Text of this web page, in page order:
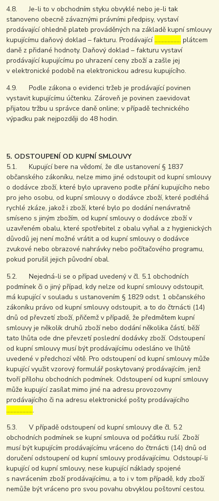
4.8. Je-li to v obchodním styku obvyklé nebo je-li tak
stanoveno obecně závaznými právními předpisy, vystaví
prodávající ohledně plateb prováděných na základě kupní smlouvy
kupujícímu daňový doklad – fakturu. Prodávající……………… plátcem
daně z přidané hodnoty. Daňový doklad – fakturu vystaví
prodávající kupujícímu po uhrazení ceny zboží a zašle jej
v elektronické podobě na elektronickou adresu kupujícího.
4.9. Podle zákona o evidenci tržeb je prodávající povinen
vystavit kupujícímu účtenku. Zároveň je povinen zaevidovat
přijatou tržbu u správce daně online; v případě technického
výpadku pak nejpozději do 48 hodin.
5. ODSTOUPENÍ OD KUPNÍ SMLOUVY
5.1. Kupující bere na vědomí, že dle ustanovení § 1837
občanského zákoníku, nelze mimo jiné odstoupit od kupní smlouvy
o dodávce zboží, které bylo upraveno podle přání kupujícího nebo
pro jeho osobu, od kupní smlouvy o dodávce zboží, které podléhá
rychlé zkáze, jakož i zboží, které bylo po dodání nenávratně
smíseno s jiným zbožím, od kupní smlouvy o dodávce zboží v
uzavřeném obalu, které spotřebitel z obalu vyňal a z hygienických
důvodů jej není možné vrátit a od kupní smlouvy o dodávce
zvukové nebo obrazové nahrávky nebo počítačového programu,
pokud porušil jejich původní obal.
5.2. Nejedná-li se o případ uvedený v čl. 5.1 obchodních
podmínek či o jiný případ, kdy nelze od kupní smlouvy odstoupit,
má kupující v souladu s ustanovením § 1829 odst. 1 občanského
zákoníku právo od kupní smlouvy odstoupit, a to do čtrnácti (14)
dnů od převzetí zboží, přičemž v případě, že předmětem kupní
smlouvy je několik druhů zboží nebo dodání několika částí, běží
tato lhůta ode dne převzetí poslední dodávky zboží. Odstoupení
od kupní smlouvy musí být prodávajícímu odesláno ve lhůtě
uvedené v předchozí větě. Pro odstoupení od kupní smlouvy může
kupující využit vzorový formulář poskytovaný prodávajícím, jenž
tvoří přílohu obchodních podmínek. Odstoupení od kupní smlouvy
může kupující zasílat mimo jiné na adresu provozovny
prodávajícího či na adresu elektronické pošty prodávajícího
……………….
5.3. V případě odstoupení od kupní smlouvy dle čl. 5.2
obchodních podmínek se kupní smlouva od počátku ruší. Zboží
musí být kupujícím prodávajícímu vráceno do čtrnácti (14) dnů od
doručení odstoupení od kupní smlouvy prodávajícímu. Odstoupí-li
kupující od kupní smlouvy, nese kupující náklady spojené
s navrácením zboží prodávajícímu, a to i v tom případě, kdy zboží
nemůže být vráceno pro svou povahu obvyklou poštovní cestou.